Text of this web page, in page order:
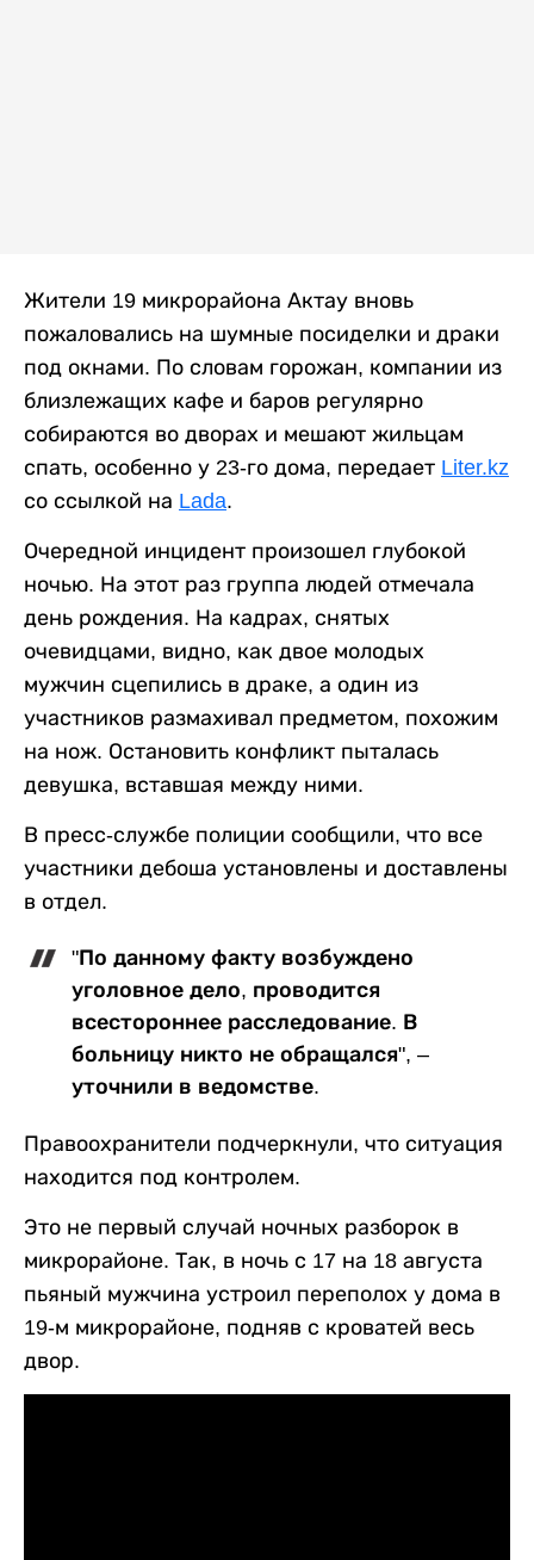
Жители 19 микрорайона Актау вновь
пожаловались на шумные посиделки и драки
под окнами. По словам горожан, компании из
близлежащих кафе и баров регулярно
собираются во дворах и мешают жильцам
спать, особенно у 23-го дома, передает Liter.kz
со ссылкой на Lada.
Очередной инцидент произошел глубокой
ночью. На этот раз группа людей отмечала
день рождения. На кадрах, снятых
очевидцами, видно, как двое молодых
мужчин сцепились в драке, а один из
участников размахивал предметом, похожим
на нож. Остановить конфликт пыталась
девушка, вставшая между ними.
В пресс-службе полиции сообщили, что все
участники дебоша установлены и доставлены
в отдел.
"По данному факту возбуждено
уголовное дело, проводится
всестороннее расследование. В
больницу никто не обращался", –
уточнили в ведомстве.
Правоохранители подчеркнули, что ситуация
находится под контролем.
Это не первый случай ночных разборок в
микрорайоне. Так, в ночь с 17 на 18 августа
пьяный мужчина устроил переполох у дома в
19-м микрорайоне, подняв с кроватей весь
двор.